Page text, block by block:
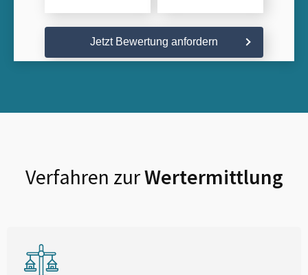
Jetzt Bewertung anfordern
Verfahren zurWertermittlung